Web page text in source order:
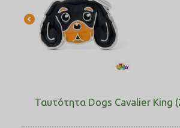
Ταυτότητα Dogs Cavalier King